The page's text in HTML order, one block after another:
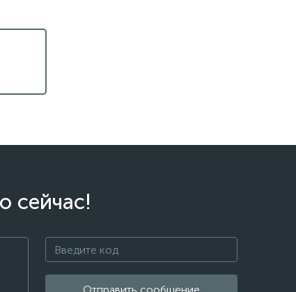
сейчас!
Отправить сообщение